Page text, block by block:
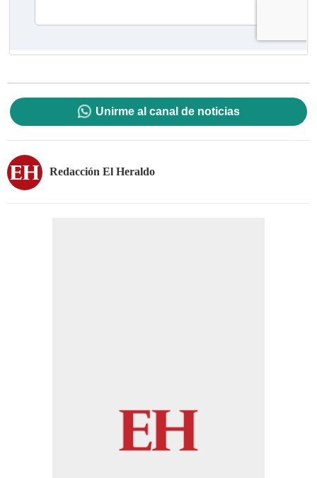
Unirme al canal de noticias
Redacción El Heraldo